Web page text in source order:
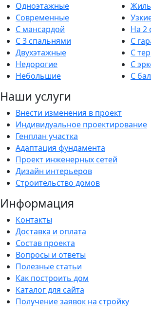
Одноэтажные
Современные
С мансардой
С 3 спальнями
Двухэтажные
Недорогие
Небольшие
На 2
С
С
С
С
Наши услуги
Внести изменения в проект
Индивидуальное проектирование
Генплан участка
Адаптация фундамента
Проект инженерных сетей
Дизайн интерьеров
Строительство домов
Информация
Контакты
Доставка и оплата
Состав проекта
Вопросы и ответы
Полезные статьи
Как построить дом
Каталог для сайта
Получение заявок на стройку